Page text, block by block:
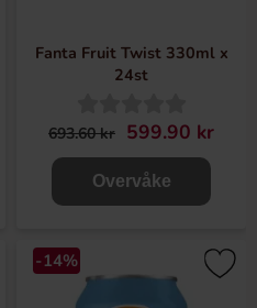
Fanta Fruit Twist 330ml x
24st
693.60 kr 599.90 kr
Overvåke
-14%